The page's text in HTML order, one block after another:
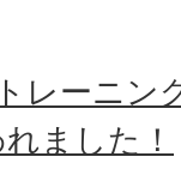
レーニン
ました！